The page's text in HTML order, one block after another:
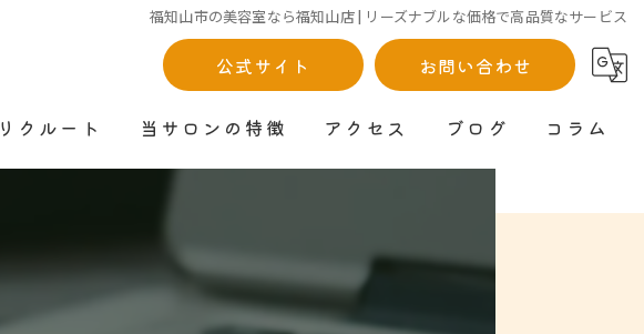
福知山市の美容室なら福知山店 | リーズナブルな価格で高品質なサービス
公式サイト お問い合わせ
リクルート 当サロンの特徴 アクセス
福知山店
峰山店
ブログ コラム